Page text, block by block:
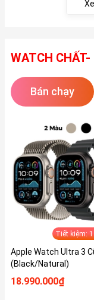
WATCH
Bán chạy
Tiết kiệm:
Apple Watch Ultra 3
(Black/Natural)
18.990.000₫